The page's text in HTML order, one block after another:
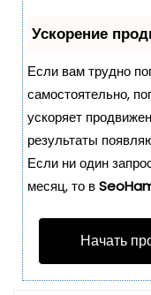
Ускорение
Если вам трудно
самостоятельно,
ускоряет
результаты
Если ни один
месяц, то в
Начать